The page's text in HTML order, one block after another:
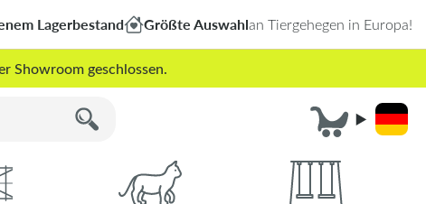
Lagerbestand Größte Auswahlan Tiergehegen in Europa!
Showroom geschlossen.